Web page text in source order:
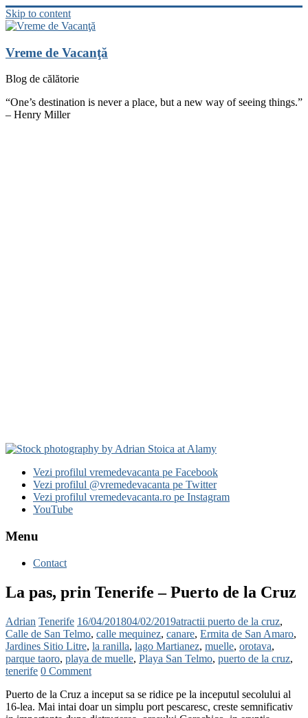
Skip to content
Vreme de Vacanţă
Blog de călătorie
“One’s destination is never a place, but a new way of seeing things.”
– Henry Miller
Vezi profilul vremedevacanta pe Facebook
Vezi profilul @vremedevacanta pe Twitter
Vezi profilul vremedevacanta.ro pe Instagram
YouTube
Menu
Contact
La pas, prin Tenerife – Puerto de la Cruz
Adrian Tenerife 16/04/201804/02/2019atractii puerto de la cruz,
Calle de San Telmo, calle mequinez, canare, Ermita de San Amaro,
Jardines Sitio Litre, la ranilla, lago Martianez, muelle, orotava,
parque taoro, playa de muelle, Playa San Telmo, puerto de la cruz,
tenerife 0 Comment
Puerto de la Cruz a inceput sa se ridice pe la inceputul secolului al
16-lea. Mai intai doar un simplu port pescaresc, creste semnificativ